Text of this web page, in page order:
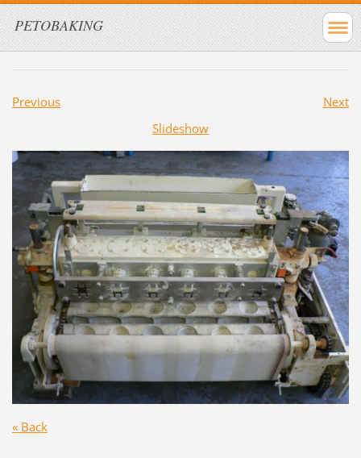
PETOBAKING
Previous
Next
Slideshow
« Back